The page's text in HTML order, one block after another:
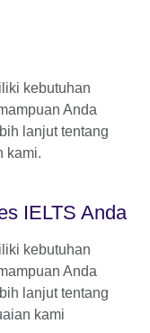
kebutuhan
Anda
lanjut tentang
kami.
IELTS Anda
kebutuhan
Anda
lanjut tentang
kami